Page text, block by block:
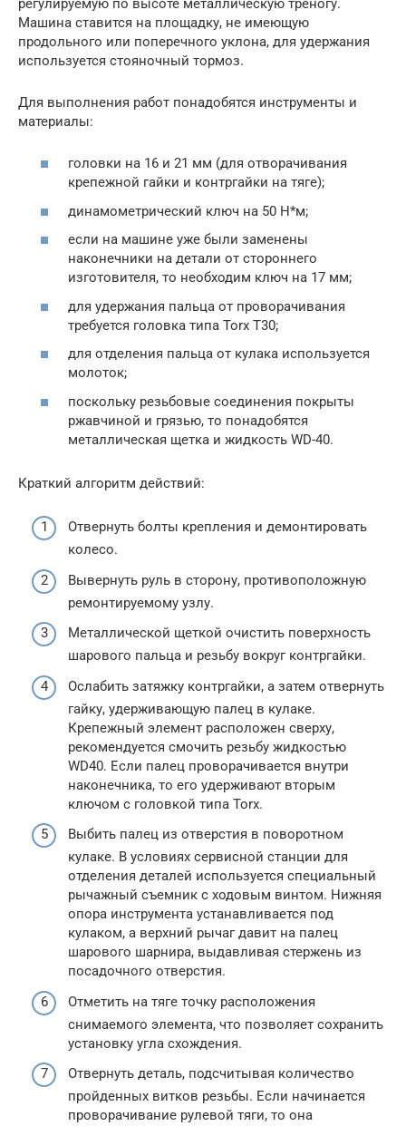
регулируемую по высоте металлическую треногу.
Машина ставится на площадку, не имеющую
продольного или поперечного уклона, для удержания
используется стояночный тормоз.
Для выполнения работ понадобятся инструменты и
материалы:
головки на 16 и 21 мм (для отворачивания
крепежной гайки и контргайки на тяге);
динамометрический ключ на 50 Н*м;
если на машине уже были заменены
наконечники на детали от стороннего
изготовителя, то необходим ключ на 17 мм;
для удержания пальца от проворачивания
требуется головка типа Torx T30;
для отделения пальца от кулака используется
молоток;
поскольку резьбовые соединения покрыты
ржавчиной и грязью, то понадобятся
металлическая щетка и жидкость WD-40.
Краткий алгоритм действий:
Отвернуть болты крепления и демонтировать
колесо.
Вывернуть руль в сторону, противоположную
ремонтируемому узлу.
Металлической щеткой очистить поверхность
шарового пальца и резьбу вокруг контргайки.
Ослабить затяжку контргайки, а затем отвернуть
гайку, удерживающую палец в кулаке.
Крепежный элемент расположен сверху,
рекомендуется смочить резьбу жидкостью
WD40. Если палец проворачивается внутри
наконечника, то его удерживают вторым
ключом с головкой типа Torx.
Выбить палец из отверстия в поворотном
кулаке. В условиях сервисной станции для
отделения деталей используется специальный
рычажный съемник с ходовым винтом. Нижняя
опора инструмента устанавливается под
кулаком, а верхний рычаг давит на палец
шарового шарнира, выдавливая стержень из
посадочного отверстия.
Отметить на тяге точку расположения
снимаемого элемента, что позволяет сохранить
установку угла схождения.
Отвернуть деталь, подсчитывая количество
пройденных витков резьбы. Если начинается
проворачивание рулевой тяги, то она